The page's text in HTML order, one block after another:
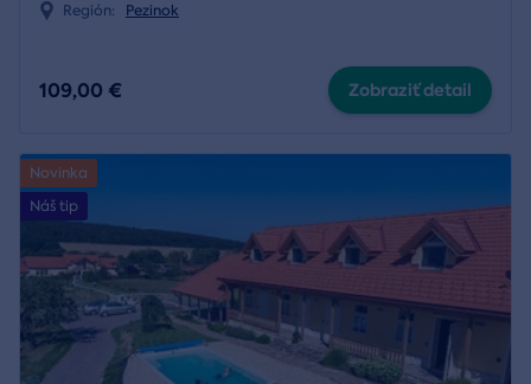
Región: Pezinok
109,00 € Zobraziť detail
Novinka
Náš tip